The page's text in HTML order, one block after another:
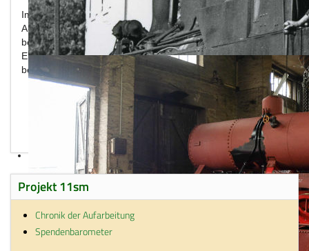
Im August 2009 wurde in Klostermannsfeld mit der
Aufarbeitung des Rahmens der 11smund dem Fahrwerk
begonnen. Es wurde zuerst die gesamte Lokomotive in alle
Einzelteile zerlegt und gereinigt. Die Bilder zeigen die
begonnenen Arbeiten am 21.09.2009 in der Werkstätte.
Projekt 11sm
Chronik der Aufarbeitung
Spendenbarometer